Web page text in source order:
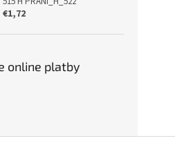
€1,72
online platby